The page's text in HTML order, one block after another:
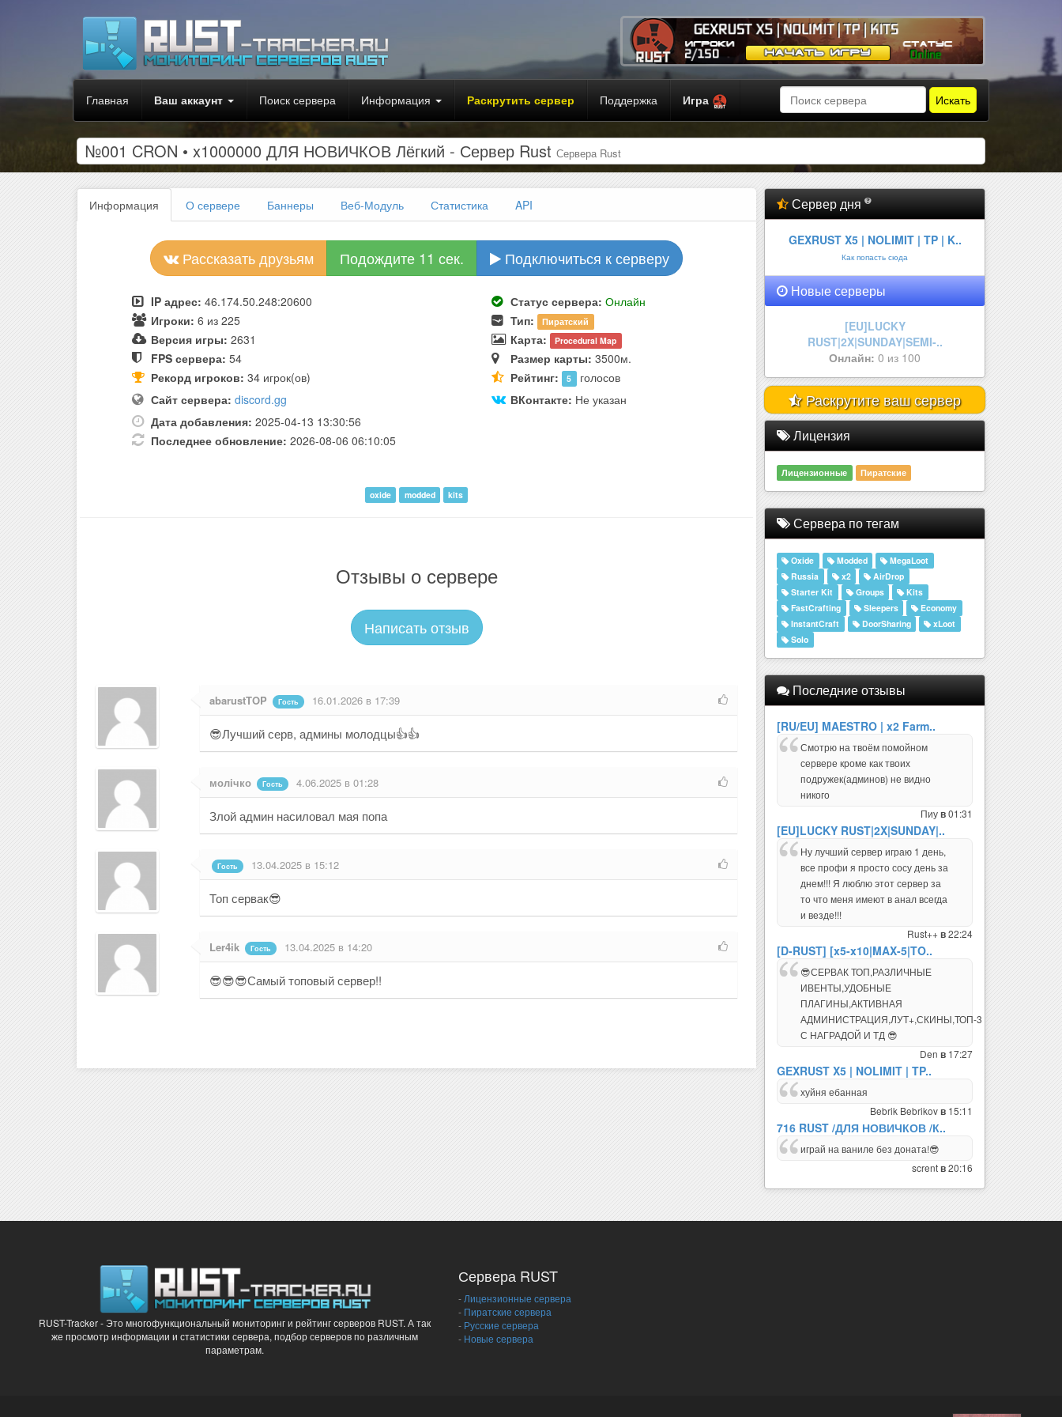
Главная Ваш аккаунт Поиск сервера Информация Раскрутить сервер Поддержка Игра Искать
№001 CRON • x1000000 ДЛЯ НОВИЧКОВ Лёгкий - Сервер Rust Сервера Rust
Информация О сервере Баннеры Веб-Модуль Статистика API
Рассказать друзьям Подождите 10 сек. Подключиться к серверу
IP адрес: 46.174.50.248:20600 Статус сервера: Онлайн
Игроки: 6 из 225 Тип: Пиратский
Версия игры: 2631 Карта: Procedural Map
FPS сервера: 54 Размер карты: 3500м.
Рекорд игроков: 34 игрок(ов) Рейтинг: 5 голосов
Сайт сервера: discord.gg ВКонтакте: Не указан
Дата добавления: 2025-04-13 13:30:56
Последнее обновление: 2026-08-06 06:10:05
oxide modded kits
Отзывы о сервере
Написать отзыв
abarustTOP Гость 16.01.2026 в 17:39
😎Лучший серв, админы молодцы👍👍
молiчко Гость 4.06.2025 в 01:28
Злой админ насиловал мая попа
Гость 13.04.2025 в 15:12
Топ сервак😎
Ler4ik Гость 13.04.2025 в 14:20
😎😎😎Самый топовый сервер!!
Сервер дня
GEXRUST X5 | NOLIMIT | TP | K..
Как попасть сюда
Новые серверы
РУССКИЙ l ТРУ ВЫЖИВАНИЕ l
НОВИ..
Онлайн: 0 из 100
Раскрутите ваш сервер
Лицензия
Лицензионные Пиратские
Сервера по тегам
Oxide Modded
MegaLoot
Russia
x2
AirDrop
Starter Kit
Groups
Kits
FastCrafting
Sleepers
Economy
InstantCraft
DoorSharing
xLoot
Solo
Последние отзывы
[RU/EU] MAESTRO | x2 Farm..
Смотрю на твоём помойном
сервере кроме как твоих
подружек(админов) не видно
никого
Пиув01:31
[EU]LUCKY RUST|2X|SUNDAY|..
Ну лучший сервер играю 1 день,
все профи я просто сосу день за
днем!!! Я люблю этот сервер за
то что меня имеют в анал всегда
и везде!!!
Rust++ в22:24
[D-RUST] [x5-x10|MAX-5|TO..
😎СЕРВАК ТОП,РАЗЛИЧНЫЕ
ИВЕНТЫ,УДОБНЫЕ
ПЛАГИНЫ,АКТИВНАЯ
АДМИНИСТРАЦИЯ,ЛУТ+,СКИНЫ,ТОП-3
С НАГРАДОЙ И ТД 😎
Den в 17:27
GEXRUST X5 | NOLIMIT | TP..
хуйня ебанная
Bebrik Bebrikovв 15:11
716 RUST /ДЛЯ НОВИЧКОВ /К..
играй на ваниле без доната!😎
screntв20:16
RUST-Tracker - Это многофункциональный мониторинг и рейтинг серверов RUST. А так
же просмотр информации и статистики сервера, подбор серверов по различным
параметрам.
Сервера RUST
- Лицензионные сервера
- Пиратские сервера
- Русские сервера
- Новые сервера